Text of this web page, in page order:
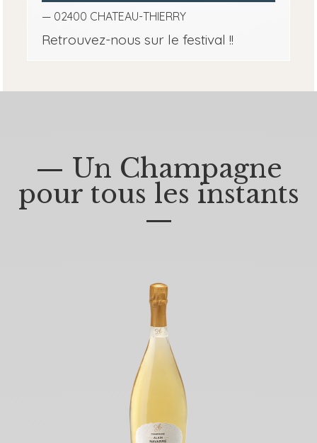
— 02400 CHATEAU-THIERRY
Retrouvez-nous sur le festival !!
— Un Champagne
pour tous les instants
—